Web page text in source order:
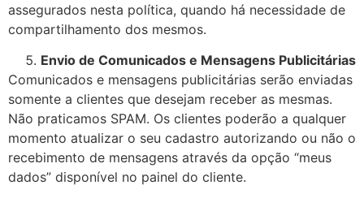
assegurados nesta política, quando há necessidade de
compartilhamento dos mesmos.
Envio de Comunicados e Mensagens Publicitárias
Comunicados e mensagens publicitárias serão enviadas
somente a clientes que desejam receber as mesmas.
Não praticamos SPAM. Os clientes poderão a qualquer
momento atualizar o seu cadastro autorizando ou não o
recebimento de mensagens através da opção “meus
dados” disponível no painel do cliente.